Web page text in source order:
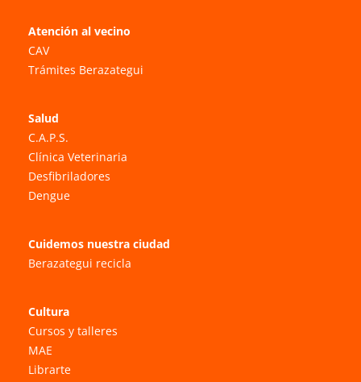
Atención al vecino
CAV
Trámites Berazategui
Salud
C.A.P.S.
Clínica Veterinaria
Desfibriladores
Dengue
Cuidemos nuestra ciudad
Berazategui recicla
Cultura
Cursos y talleres
MAE
Librarte